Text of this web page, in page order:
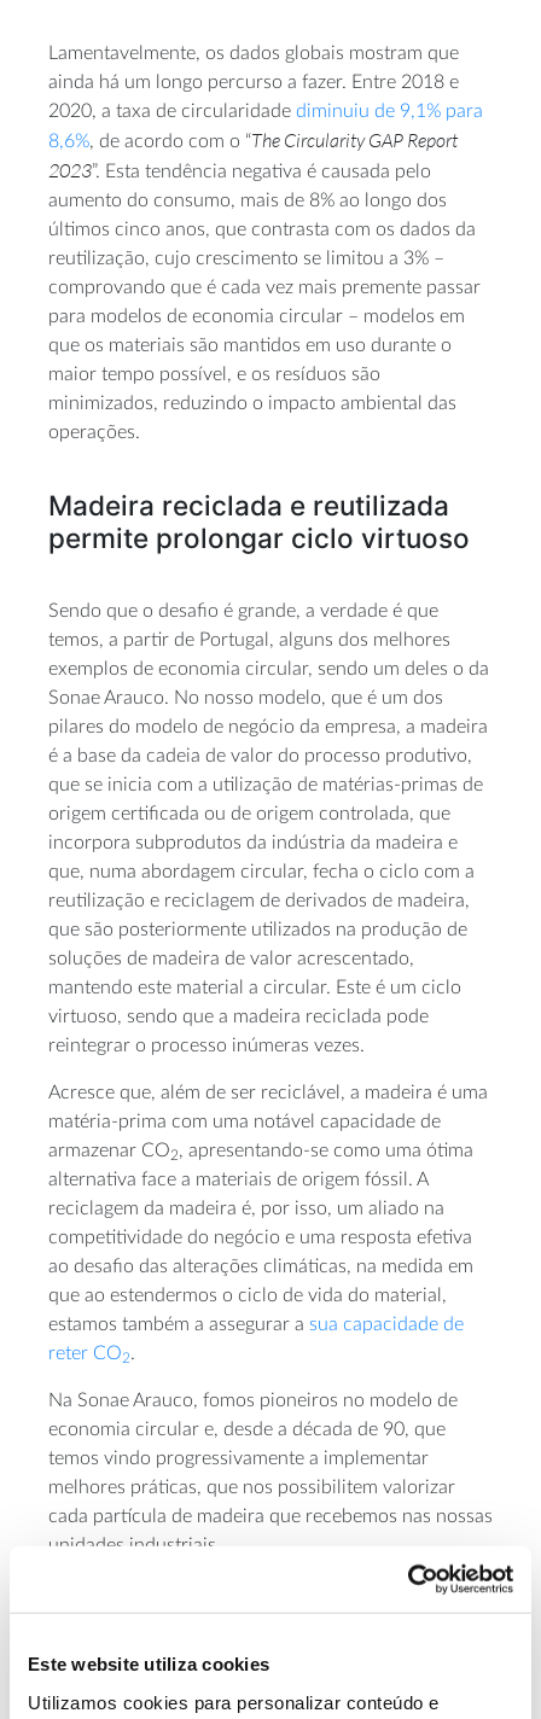
Este website utiliza cookies
Utilizamos cookies para personalizar conteúdo e
Lamentavelmente, os dados globais mostram que
ainda há um longo percurso a fazer. Entre 2018 e
2020, a taxa de circularidade diminuiu de 9,1% para
8,6%, de acordo com o “The Circularity GAP Report
2023”. Esta tendência negativa é causada pelo
aumento do consumo, mais de 8% ao longo dos
últimos cinco anos, que contrasta com os dados da
reutilização, cujo crescimento se limitou a 3% –
comprovando que é cada vez mais premente passar
para modelos de economia circular – modelos em
que os materiais são mantidos em uso durante o
maior tempo possível, e os resíduos são
minimizados, reduzindo o impacto ambiental das
operações.
Madeira reciclada e reutilizada
permite prolongar ciclo virtuoso
Sendo que o desafio é grande, a verdade é que
temos, a partir de Portugal, alguns dos melhores
exemplos de economia circular, sendo um deles o da
Sonae Arauco. No nosso modelo, que é um dos
pilares do modelo de negócio da empresa, a madeira
é a base da cadeia de valor do processo produtivo,
que se inicia com a utilização de matérias-primas de
origem certificada ou de origem controlada, que
incorpora subprodutos da indústria da madeira e
que, numa abordagem circular, fecha o ciclo com a
reutilização e reciclagem de derivados de madeira,
que são posteriormente utilizados na produção de
soluções de madeira de valor acrescentado,
mantendo este material a circular. Este é um ciclo
virtuoso, sendo que a madeira reciclada pode
reintegrar o processo inúmeras vezes.
Acresce que, além de ser reciclável, a madeira é uma
matéria-prima com uma notável capacidade de
armazenar CO2, apresentando-se como uma ótima
alternativa face a materiais de origem fóssil. A
reciclagem da madeira é, por isso, um aliado na
competitividade do negócio e uma resposta efetiva
ao desafio das alterações climáticas, na medida em
que ao estendermos o ciclo de vida do material,
estamos também a assegurar a sua capacidade de
reter CO2.
Na Sonae Arauco, fomos pioneiros no modelo de
economia circular e, desde a década de 90, que
temos vindo progressivamente a implementar
melhores práticas, que nos possibilitem valorizar
cada partícula de madeira que recebemos nas nossas
unidades industriais.
importância os 11 centros de reciclagem de madeira
madeira usada, desde paletes a embalagens, móveis,